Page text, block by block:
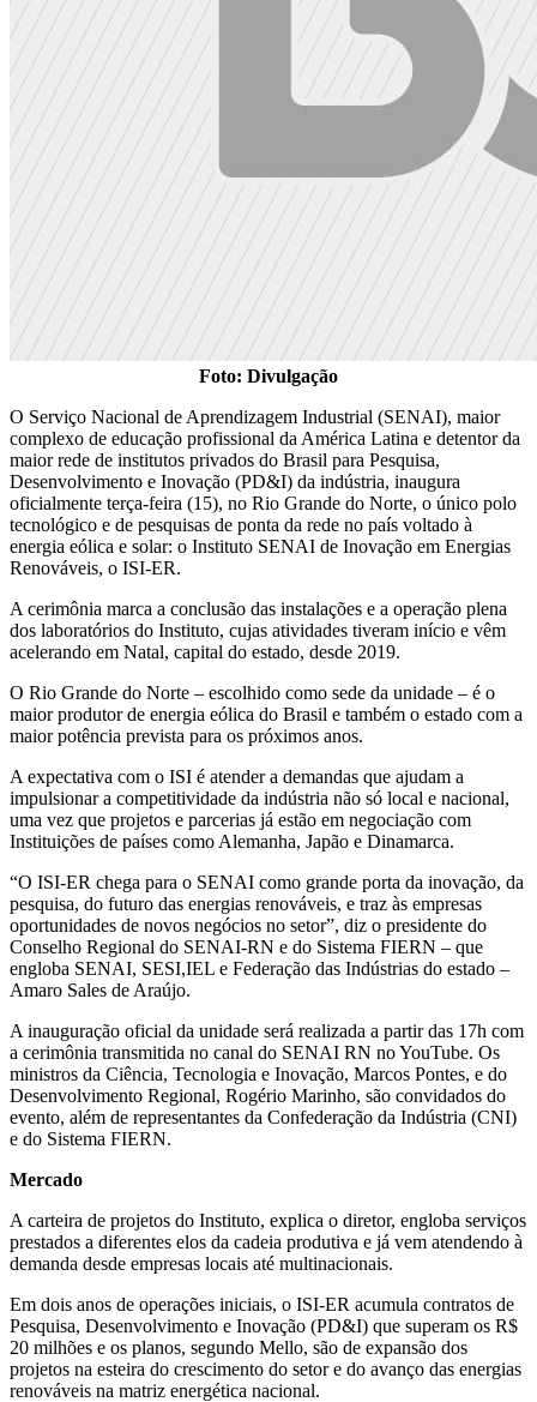
Foto: Divulgação
O Serviço Nacional de Aprendizagem Industrial (SENAI), maior
complexo de educação profissional da América Latina e detentor da
maior rede de institutos privados do Brasil para Pesquisa,
Desenvolvimento e Inovação (PD&I) da indústria, inaugura
oficialmente terça-feira (15), no Rio Grande do Norte, o único polo
tecnológico e de pesquisas de ponta da rede no país voltado à
energia eólica e solar: o Instituto SENAI de Inovação em Energias
Renováveis, o ISI-ER.
A cerimônia marca a conclusão das instalações e a operação plena
dos laboratórios do Instituto, cujas atividades tiveram início e vêm
acelerando em Natal, capital do estado, desde 2019.
O Rio Grande do Norte – escolhido como sede da unidade – é o
maior produtor de energia eólica do Brasil e também o estado com a
maior potência prevista para os próximos anos.
A expectativa com o ISI é atender a demandas que ajudam a
impulsionar a competitividade da indústria não só local e nacional,
uma vez que projetos e parcerias já estão em negociação com
Instituições de países como Alemanha, Japão e Dinamarca.
“O ISI-ER chega para o SENAI como grande porta da inovação, da
pesquisa, do futuro das energias renováveis, e traz às empresas
oportunidades de novos negócios no setor”, diz o presidente do
Conselho Regional do SENAI-RN e do Sistema FIERN – que
engloba SENAI, SESI,IEL e Federação das Indústrias do estado –
Amaro Sales de Araújo.
A inauguração oficial da unidade será realizada a partir das 17h com
a cerimônia transmitida no canal do SENAI RN no YouTube. Os
ministros da Ciência, Tecnologia e Inovação, Marcos Pontes, e do
Desenvolvimento Regional, Rogério Marinho, são convidados do
evento, além de representantes da Confederação da Indústria (CNI)
e do Sistema FIERN.
Mercado
A carteira de projetos do Instituto, explica o diretor, engloba serviços
prestados a diferentes elos da cadeia produtiva e já vem atendendo à
demanda desde empresas locais até multinacionais.
Em dois anos de operações iniciais, o ISI-ER acumula contratos de
Pesquisa, Desenvolvimento e Inovação (PD&I) que superam os R$
20 milhões e os planos, segundo Mello, são de expansão dos
projetos na esteira do crescimento do setor e do avanço das energias
renováveis na matriz energética nacional.